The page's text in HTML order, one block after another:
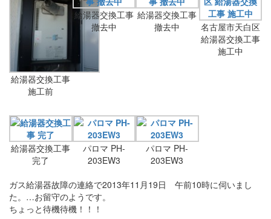
給湯器交換工事
施工前
給湯器交換工事
撤去中
給湯器交換工事
撤去中
名古屋市天白区
給湯器交換工事
施工中
給湯器交換工事
完了
パロマ PH-
203EW3
パロマ PH-
203EW3
ガス給湯器故障の連絡で2013年11月19日 午前10時に伺いまし
た。…お留守のようです。
ちょっと待機待機！！！